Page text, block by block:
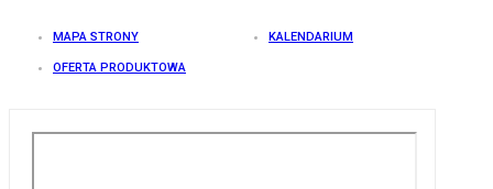
MAPA STRONY KALENDARIUM
OFERTA PRODUKTOWA